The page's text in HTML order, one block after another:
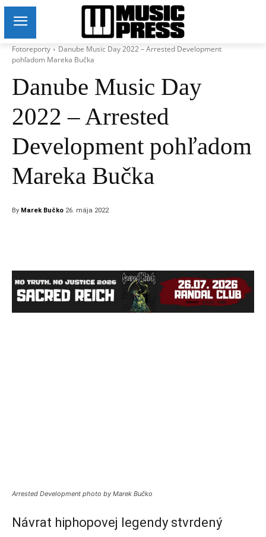
Fotoreporty
Danube Music Day 2022 – Arrested Development
pohľadom Mareka Bučka
Danube Music Day
2022 – Arrested
Development pohľadom
Mareka Bučka
By Marek Bučko 26. mája 2022
Arrested Development photo by Marek Bučko
Návrat hiphopovej legendy stvrdený